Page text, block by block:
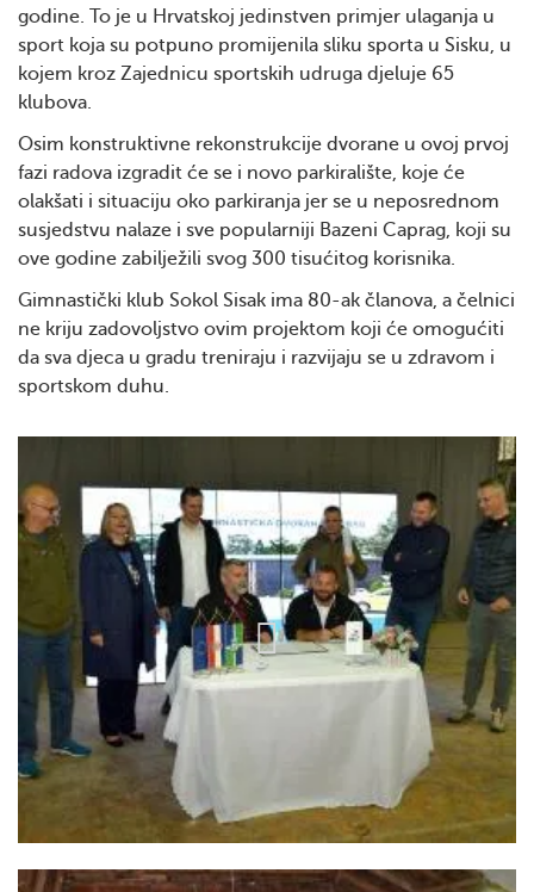
godine. To je u Hrvatskoj jedinstven primjer ulaganja u
sport koja su potpuno promijenila sliku sporta u Sisku, u
kojem kroz Zajednicu sportskih udruga djeluje 65
klubova.
Osim konstruktivne rekonstrukcije dvorane u ovoj prvoj
fazi radova izgradit će se i novo parkiralište, koje će
olakšati i situaciju oko parkiranja jer se u neposrednom
susjedstvu nalaze i sve popularniji Bazeni Caprag, koji su
ove godine zabilježili svog 300 tisućitog korisnika.
Gimnastički klub Sokol Sisak ima 80-ak članova, a čelnici
ne kriju zadovoljstvo ovim projektom koji će omogućiti
da sva djeca u gradu treniraju i razvijaju se u zdravom i
sportskom duhu.